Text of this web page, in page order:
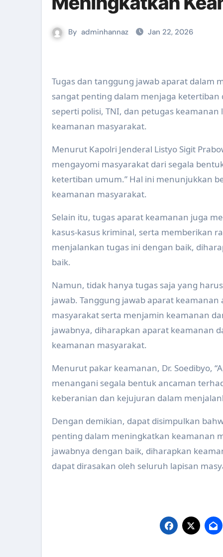
By adminhannaz Jan 22, 2026
Tugas dan tanggung jawab aparat dalam
sangat penting dalam menjaga
seperti polisi, TNI, dan petugas
keamanan masyarakat.
Menurut Kapolri Jenderal Listyo Sigit
mengayomi masyarakat dari segala
ketertiban umum.” Hal ini menunjukkan
keamanan masyarakat.
Selain itu, tugas aparat keamanan juga
kasus-kasus kriminal, serta memberikan
menjalankan tugas ini dengan baik,
baik.
Namun, tidak hanya tugas saja yang
jawab. Tanggung jawab aparat
masyarakat serta menjamin keamanan
jawabnya, diharapkan aparat keamanan
keamanan masyarakat.
Menurut pakar keamanan, Dr. Soedibyo,
menangani segala bentuk ancaman
keberanian dan kejujuran dalam
Dengan demikian, dapat disimpulkan
penting dalam meningkatkan keamanan
jawabnya dengan baik, diharapkan
dapat dirasakan oleh seluruh lapisan